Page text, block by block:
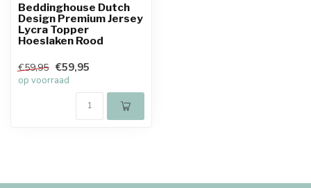
Beddinghouse Dutch
Design Premium Jersey
Lycra Topper
Hoeslaken Rood
€59,95 €59,95
op voorraad